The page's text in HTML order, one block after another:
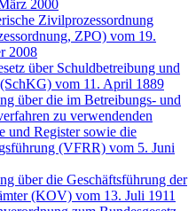
2000
Zivilprozessordnung
ZPO) vom 19.
2008
über Schuldbetreibung und
vom 11. April 1889
über die im Betreibungs- und
zu verwendenden
und Register sowie die
(VFRR) vom 5. Juni
über die Geschäftsführung der
(KOV) vom 13. Juli 1911